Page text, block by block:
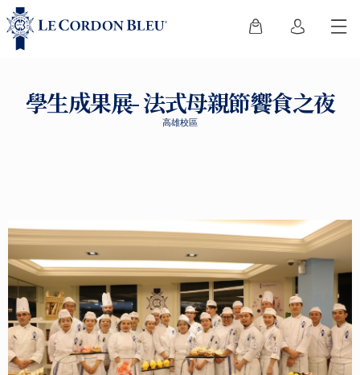
學生成果展- 法式母親節饗食之夜
高雄校區